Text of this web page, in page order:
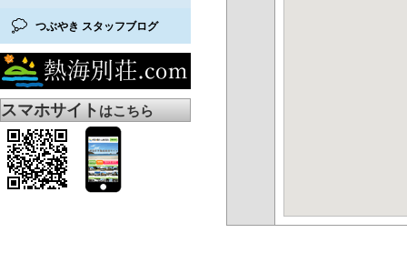
つぶやき スタッフブログ
スマホサイトはこちら